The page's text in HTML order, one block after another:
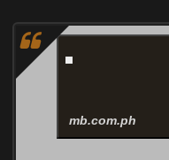
mb.com.ph